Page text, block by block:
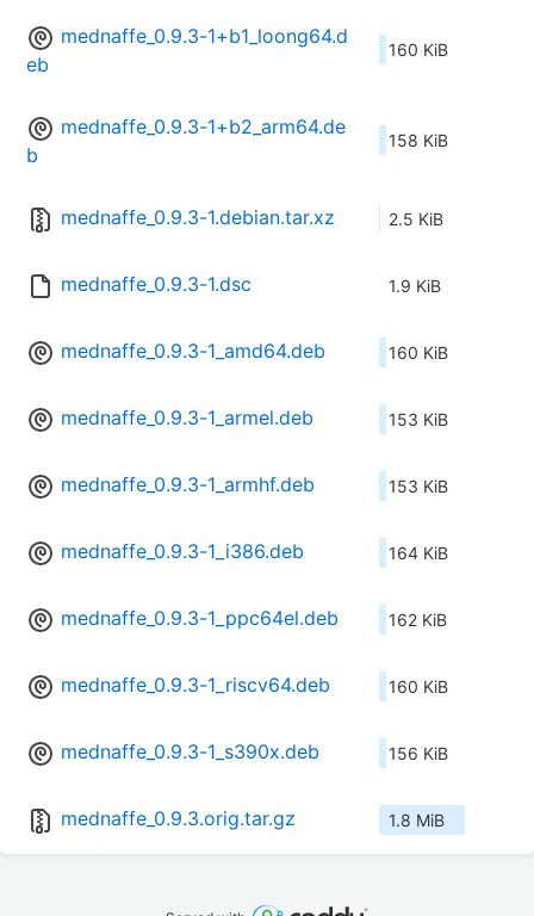
mednaffe_0.9.3-1+b1_loong64.d
eb
160 KiB
mednaffe_0.9.3-1+b2_arm64.de
b
158 KiB
mednaffe_0.9.3-1.debian.tar.xz 2.5 KiB
mednaffe_0.9.3-1.dsc 1.9 KiB
mednaffe_0.9.3-1_amd64.deb 160 KiB
mednaffe_0.9.3-1_armel.deb 153 KiB
mednaffe_0.9.3-1_armhf.deb 153 KiB
mednaffe_0.9.3-1_i386.deb 164 KiB
mednaffe_0.9.3-1_ppc64el.deb 162 KiB
mednaffe_0.9.3-1_riscv64.deb 160 KiB
mednaffe_0.9.3-1_s390x.deb 156 KiB
mednaffe_0.9.3.orig.tar.gz 1.8 MiB